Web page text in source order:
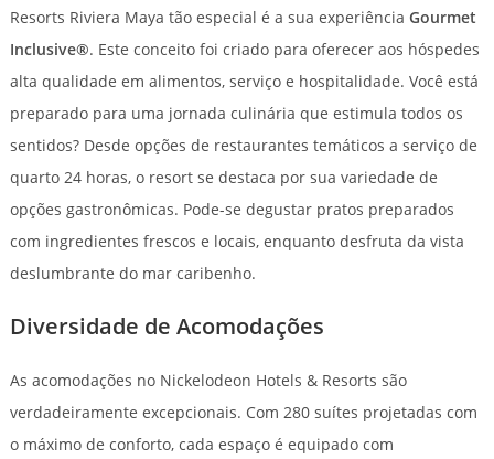
Resorts Riviera Maya tão especial é a sua experiência Gourmet
Inclusive®. Este conceito foi criado para oferecer aos hóspedes
alta qualidade em alimentos, serviço e hospitalidade. Você está
preparado para uma jornada culinária que estimula todos os
sentidos? Desde opções de restaurantes temáticos a serviço de
quarto 24 horas, o resort se destaca por sua variedade de
opções gastronômicas. Pode-se degustar pratos preparados
com ingredientes frescos e locais, enquanto desfruta da vista
deslumbrante do mar caribenho.
Diversidade de Acomodações
As acomodações no Nickelodeon Hotels & Resorts são
verdadeiramente excepcionais. Com 280 suítes projetadas com
o máximo de conforto, cada espaço é equipado com